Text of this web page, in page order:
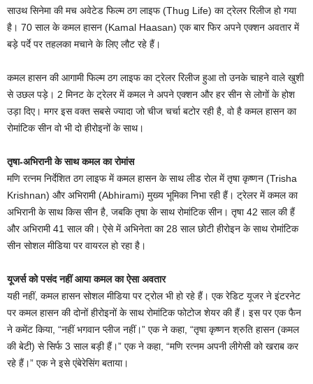
साउथ सिनेमा की मच अवेटेड फिल्म ठग लाइफ (Thug Life) का ट्रेलर रिलीज हो गया
है। 70 साल के कमल हासन (Kamal Haasan) एक बार फिर अपने एक्शन अवतार में
बड़े पर्दे पर तहलका मचाने के लिए लौट रहे हैं।
कमल हासन की आगामी फिल्म ठग लाइफ का ट्रेलर रिलीज हुआ तो उनके चाहने वाले खुशी
से उछल पड़े। 2 मिनट के ट्रेलर में कमल ने अपने एक्शन और हर सीन से लोगों के होश
उड़ा दिए। मगर इस वक्त सबसे ज्यादा जो चीज चर्चा बटोर रही है, वो है कमल हासन का
रोमांटिक सीन वो भी दो हीरोइनों के साथ।
तृषा-अभिरानी के साथ कमल का रोमांस
मणि रत्नम निर्देशित ठग लाइफ में कमल हासन के साथ लीड रोल में तृषा कृष्णन (Trisha
Krishnan) और अभिरामी (Abhirami) मुख्य भूमिका निभा रही हैं। ट्रेलर में कमल का
अभिरानी के साथ किस सीन है, जबकि तृषा के साथ रोमांटिक सीन। तृषा 42 साल की हैं
और अभिरामी 41 साल की। ऐसे में अभिनेता का 28 साल छोटी हीरोइन के साथ रोमांटिक
सीन सोशल मीडिया पर वायरल हो रहा है।
यूजर्स को पसंद नहीं आया कमल का ऐसा अवतार
यही नहीं, कमल हासन सोशल मीडिया पर ट्रोल भी हो रहे हैं। एक रेडिट यूजर ने इंटरनेट
पर कमल हासन की दोनों हीरोइनों के साथ रोमांटिक फोटोज शेयर की हैं। इस पर एक फैन
ने कमेंट किया, “नहीं भगवान प्लीज नहीं।” एक ने कहा, “तृषा कृष्णन श्रुति हासन (कमल
की बेटी) से सिर्फ 3 साल बड़ी हैं।” एक ने कहा, “मणि रत्नम अपनी लीगेसी को खराब कर
रहे हैं।” एक ने इसे एंबेरेसिंग बताया।